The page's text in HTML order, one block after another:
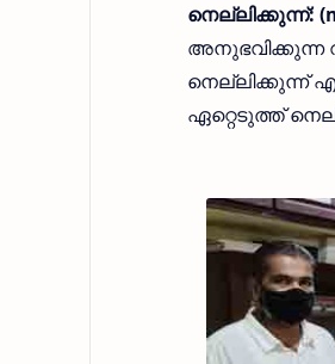
നെല്ലിക്കുന്ന്:
അനുഭവിക്കുന്ന
നെല്ലിക്കുന്ന്
ഏറ്റെടുത്ത്